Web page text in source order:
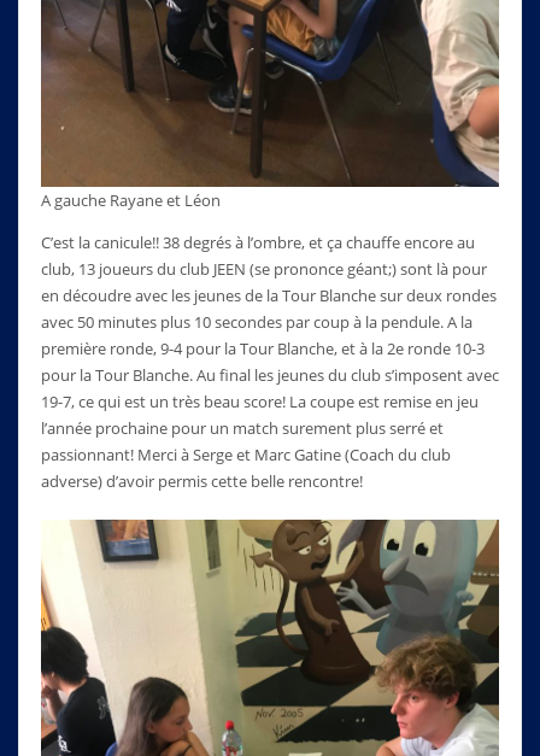
A gauche Rayane et Léon
C’est la canicule!! 38 degrés à l’ombre, et ça chauffe encore au
club, 13 joueurs du club JEEN (se prononce géant;) sont là pour
en découdre avec les jeunes de la Tour Blanche sur deux rondes
avec 50 minutes plus 10 secondes par coup à la pendule. A la
première ronde, 9-4 pour la Tour Blanche, et à la 2e ronde 10-3
pour la Tour Blanche. Au final les jeunes du club s’imposent avec
19-7, ce qui est un très beau score! La coupe est remise en jeu
l’année prochaine pour un match surement plus serré et
passionnant! Merci à Serge et Marc Gatine (Coach du club
adverse) d’avoir permis cette belle rencontre!